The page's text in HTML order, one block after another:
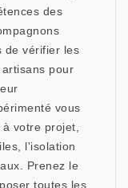
des
de vérifier les
pour
vous
votre projet,
l'isolation
Prenez le
toutes les